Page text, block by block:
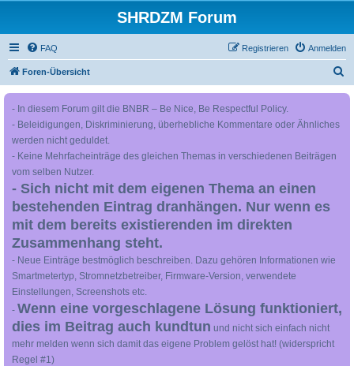
SHRDZM Forum
FAQ Anmelden
Registrieren
Foren-Übersicht
- In diesem Forum gilt die BNBR – Be Nice, Be Respectful Policy.
- Beleidigungen, Diskriminierung, überhebliche Kommentare oder Ähnliches
werden nicht geduldet.
- Keine Mehrfacheinträge des gleichen Themas in verschiedenen Beiträgen
vom selben Nutzer.
- Sich nicht mit dem eigenen Thema an einen
bestehenden Eintrag dranhängen. Nur wenn es
mit dem bereits existierenden im direkten
Zusammenhang steht.
- Neue Einträge bestmöglich beschreiben. Dazu gehören Informationen wie
Smartmetertyp, Stromnetzbetreiber, Firmware-Version, verwendete
Einstellungen, Screenshots etc.
- Wenn eine vorgeschlagene Lösung funktioniert,
dies im Beitrag auch kundtun und nicht sich einfach nicht
mehr melden wenn sich damit das eigene Problem gelöst hat! (widerspricht
Regel #1)